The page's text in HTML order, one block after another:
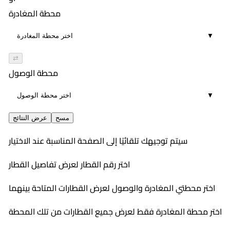
00:04
محطة المغادرة
▼
⇄
محطة الوصول
▼
عرض النتائج مسح
سيتم توجيهك تلقائيًا إلى الصفحة المناسبة عند الاختيار
اختر رقم القطار لعرض تفاصيل القطار
اختر محطتي المغادرة والوصول لعرض القطارات المتاحة بينهما
اختر محطة المغادرة فقط لعرض جميع القطارات من تلك المحطة